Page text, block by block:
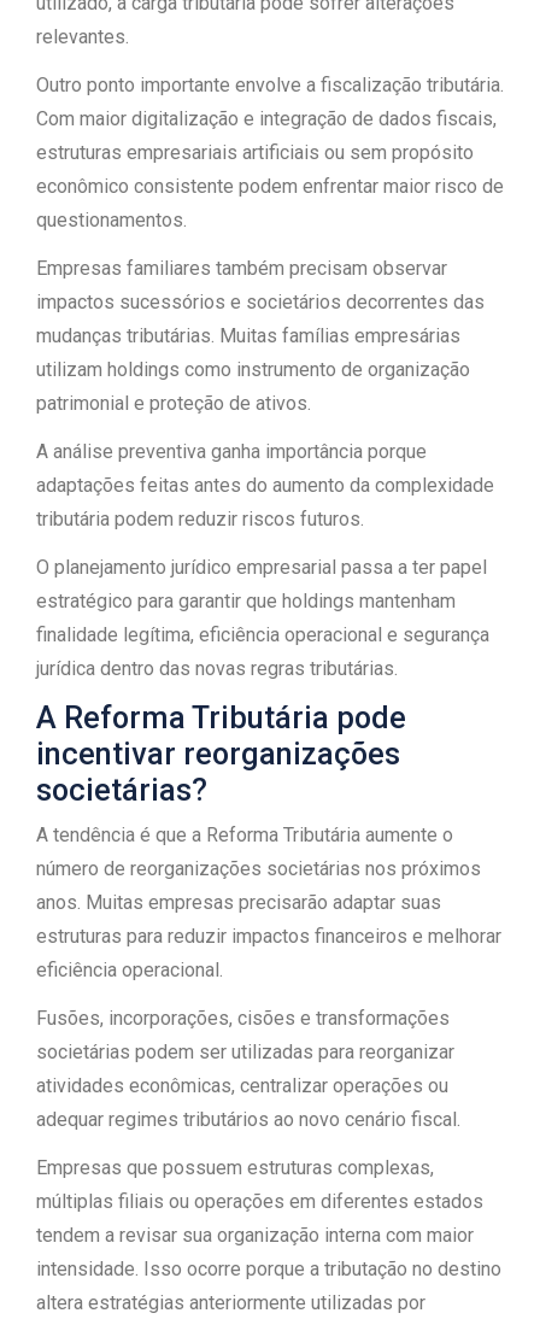
relevantes.
Outro ponto importante envolve a fiscalização tributária.
Com maior digitalização e integração de dados fiscais,
estruturas empresariais artificiais ou sem propósito
econômico consistente podem enfrentar maior risco de
questionamentos.
Empresas familiares também precisam observar
impactos sucessórios e societários decorrentes das
mudanças tributárias. Muitas famílias empresárias
utilizam holdings como instrumento de organização
patrimonial e proteção de ativos.
A análise preventiva ganha importância porque
adaptações feitas antes do aumento da complexidade
tributária podem reduzir riscos futuros.
O planejamento jurídico empresarial passa a ter papel
estratégico para garantir que holdings mantenham
finalidade legítima, eficiência operacional e segurança
jurídica dentro das novas regras tributárias.
A Reforma Tributária pode
incentivar reorganizações
societárias?
A tendência é que a Reforma Tributária aumente o
número de reorganizações societárias nos próximos
anos. Muitas empresas precisarão adaptar suas
estruturas para reduzir impactos financeiros e melhorar
eficiência operacional.
Fusões, incorporações, cisões e transformações
societárias podem ser utilizadas para reorganizar
atividades econômicas, centralizar operações ou
adequar regimes tributários ao novo cenário fiscal.
Empresas que possuem estruturas complexas,
múltiplas filiais ou operações em diferentes estados
tendem a revisar sua organização interna com maior
intensidade. Isso ocorre porque a tributação no destino
altera estratégias anteriormente utilizadas por